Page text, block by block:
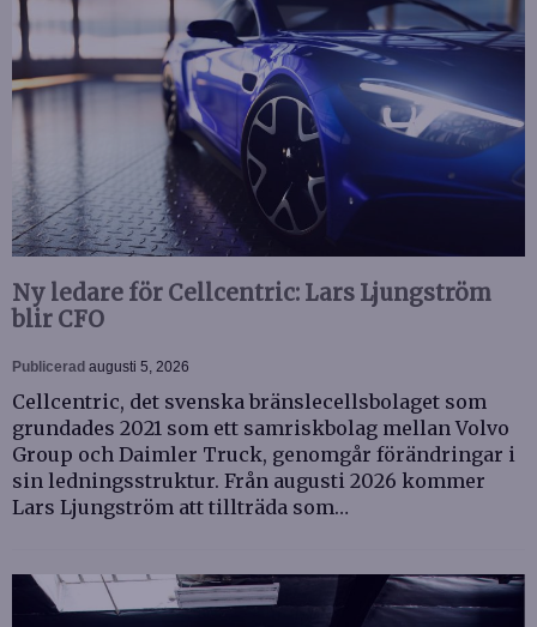
Ny ledare för Cellcentric: Lars Ljungström
blir CFO
Publicerad augusti 5, 2026
Cellcentric, det svenska bränslecellsbolaget som
grundades 2021 som ett samriskbolag mellan Volvo
Group och Daimler Truck, genomgår förändringar i
sin ledningsstruktur. Från augusti 2026 kommer
Lars Ljungström att tillträda som…